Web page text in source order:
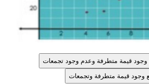
قيمة متطرفة وعدم وجود تجمعات
قيمة متطرفة وتجمعات